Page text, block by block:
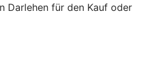
Darlehen für den Kauf oder